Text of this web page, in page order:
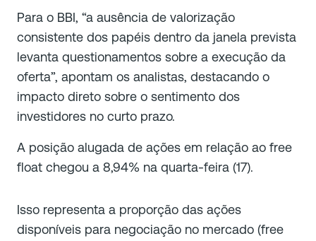
Para o BBI, “a ausência de valorização
consistente dos papéis dentro da janela prevista
levanta questionamentos sobre a execução da
oferta”, apontam os analistas, destacando o
impacto direto sobre o sentimento dos
investidores no curto prazo.
A posição alugada de ações em relação ao free
float chegou a 8,94% na quarta-feira (17).
Isso representa a proporção das ações
disponíveis para negociação no mercado (free